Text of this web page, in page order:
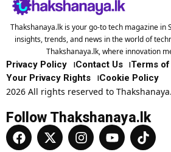
Thakshanaya.lk is your go-to tech magazine in
insights, trends, and news in the world of
Thakshanaya.lk, where innovation
Privacy Policy Contact Us
Terms of
Your Privacy Rights
Cookie Policy
2026 All rights reserved to
Follow Thakshanaya.lk